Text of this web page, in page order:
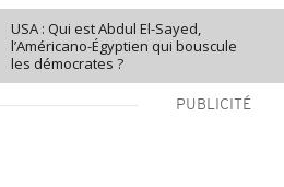
USA : Qui est Abdul El-Sayed,
l’Américano-Égyptien qui bouscule
les démocrates ?
PUBLICITÉ